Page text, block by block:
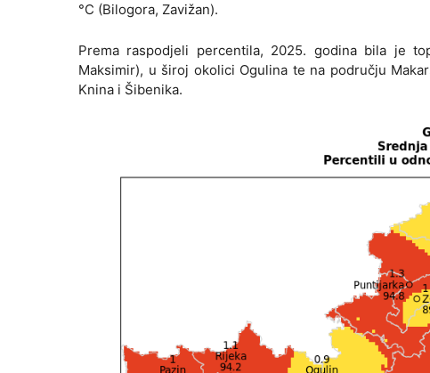
°C (Bilogora, Zavižan).
Prema raspodjeli percentila, 2025. godina bila je
Maksimir), u široj okolici Ogulina te na području
Knina i Šibenika.